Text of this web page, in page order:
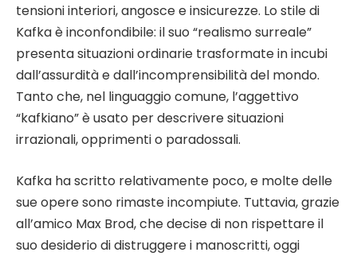
tensioni interiori, angosce e insicurezze. Lo stile di
Kafka è inconfondibile: il suo “realismo surreale”
presenta situazioni ordinarie trasformate in incubi
dall’assurdità e dall’incomprensibilità del mondo.
Tanto che, nel linguaggio comune, l’aggettivo
“kafkiano” è usato per descrivere situazioni
irrazionali, opprimenti o paradossali.
Kafka ha scritto relativamente poco, e molte delle
sue opere sono rimaste incompiute. Tuttavia, grazie
all’amico Max Brod, che decise di non rispettare il
suo desiderio di distruggere i manoscritti, oggi